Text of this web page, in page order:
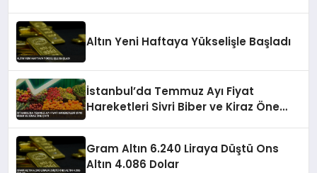
Altın Yeni Haftaya Yükselişle Başladı
İstanbul’da Temmuz Ayı Fiyat
Hareketleri Sivri Biber ve Kiraz Öne
Gram Altın 6.240 Liraya Düştü Ons
Altın 4.086 Dolar